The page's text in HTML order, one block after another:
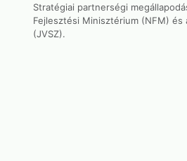
Stratégiai partnerségi
Fejlesztési Minisztérium (NFM)
(JVSZ).